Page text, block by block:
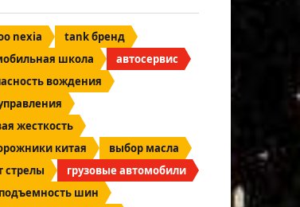
nexia
tank бренд
школа
автосервис
вождения
жесткость
китая
выбор масла
стрелы
грузовые автомобили
шин